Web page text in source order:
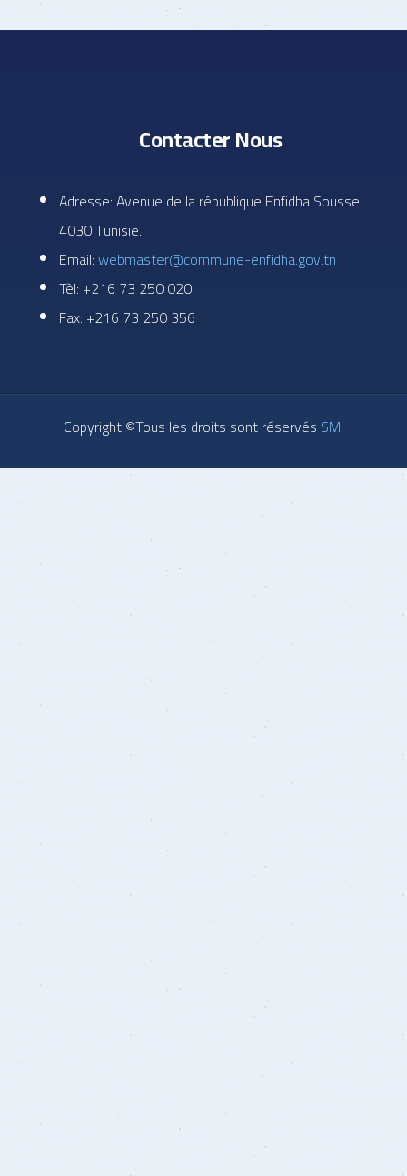
Contacter Nous
Adresse: Avenue de la république Enfidha Sousse
4030 Tunisie.
Email:webmaster@commune-enfidha.gov.tn
Tèl: +216 73 250 020
Fax: +216 73 250 356
Copyright ©Tous les droits sont réservés SMI